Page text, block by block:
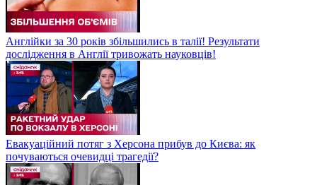
Англійки за 30 років збільшились в талії! Результати
дослідження в Англії тривожать науковців!
Евакуаційний потяг з Херсона прибув до Києва: як
почуваються очевидці трагедії?